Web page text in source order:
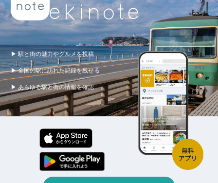
▶ 駅と街の魅力やグルメを投稿
▶ 全国の駅に訪れた記録を残せる
▶ あらゆる駅と街の情報を確認